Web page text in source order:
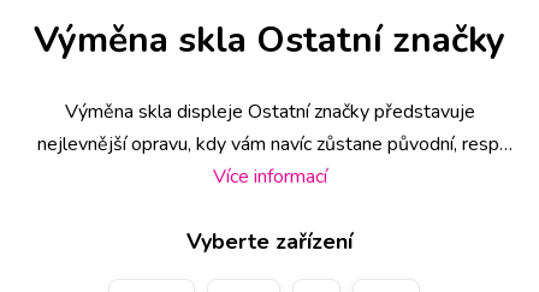
Výměna skla Ostatní značky
Výměna skla displeje Ostatní značky představuje
nejlevnější opravu, kdy vám navíc zůstane původní, resp.
originální displej od výrobce. Opravu provedeme na 11
minut. Jistotu přednostní obsluhy vám zajistí rezervace
Více informací
Vyberte zařízení